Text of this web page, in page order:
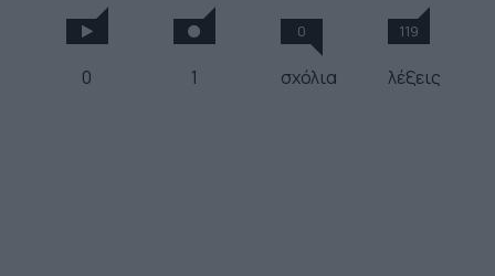
0 1
0
σχόλια
119
λέξεις